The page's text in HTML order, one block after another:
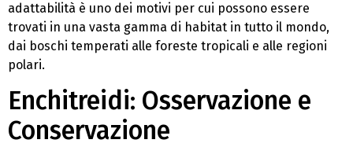
adattabilità è uno dei motivi per cui possono essere
trovati in una vasta gamma di habitat in tutto il mondo,
dai boschi temperati alle foreste tropicali e alle regioni
polari.
Enchitreidi: Osservazione e
Conservazione